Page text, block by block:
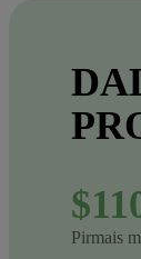
Pirmais